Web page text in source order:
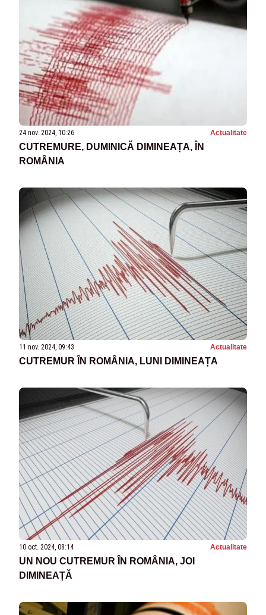
24 nov. 2024, 10:26 Actualitate
CUTREMURE, DUMINICĂ DIMINEAȚA, ÎN
ROMÂNIA
11 nov. 2024, 09:43 Actualitate
CUTREMUR ÎN ROMÂNIA, LUNI DIMINEAȚA
10 oct. 2024, 08:14 Actualitate
UN NOU CUTREMUR ÎN ROMÂNIA, JOI
DIMINEAȚĂ